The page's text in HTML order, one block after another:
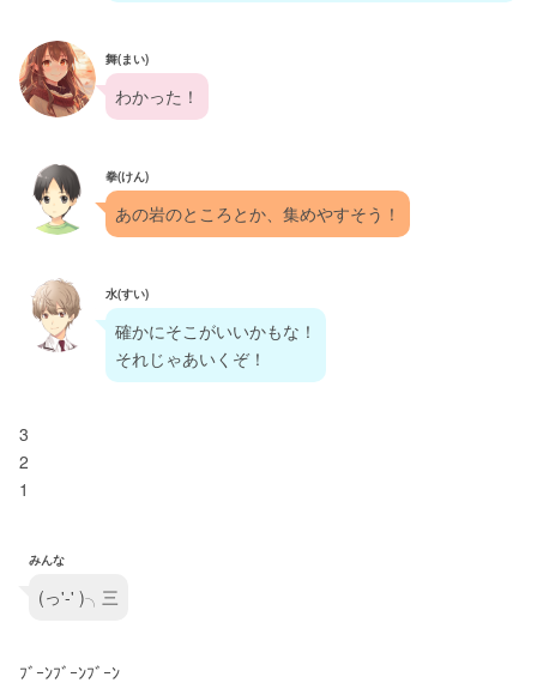
舞(まい)
わかった！
拳(けん)
あの岩のところとか、集めやすそう！
水(すい)
確かにそこがいいかもな！
それじゃあいくぞ！
3
2
1
みんな
(っ'-' )╮三
ﾌﾞｰﾝﾌﾞｰﾝﾌﾞｰﾝ